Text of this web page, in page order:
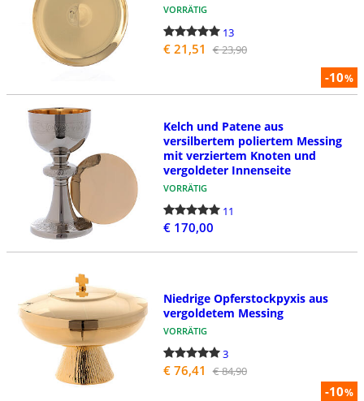
-10%
VORRÄTIG
13
€ 21,51 € 23,90
Kelch und Patene aus
versilbertem poliertem Messing
mit verziertem Knoten und
vergoldeter Innenseite
VORRÄTIG
11
€ 170,00
-10%
Niedrige Opferstockpyxis aus
vergoldetem Messing
VORRÄTIG
3
€ 76,41 € 84,90